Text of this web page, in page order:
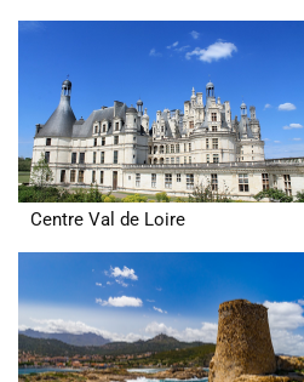
Centre Val de Loire